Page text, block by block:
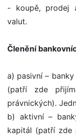
- koupě, prodej
valut.
Členění
a) pasivní –
(patří zde
právnických).
b) aktivní –
kapitál (patří zde